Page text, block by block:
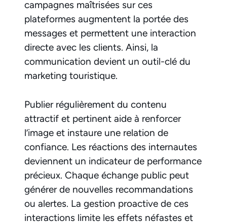
campagnes maîtrisées sur ces
plateformes augmentent la portée des
messages et permettent une interaction
directe avec les clients. Ainsi, la
communication devient un outil-clé du
marketing touristique.
Publier régulièrement du contenu
attractif et pertinent aide à renforcer
l’image et instaure une relation de
confiance. Les réactions des internautes
deviennent un indicateur de performance
précieux. Chaque échange public peut
générer de nouvelles recommandations
ou alertes. La gestion proactive de ces
interactions limite les effets néfastes et